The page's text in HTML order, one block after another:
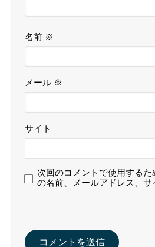
名前 ※
メール ※
サイト
次回のコメントで使用する
の名前、メールアドレス、サ